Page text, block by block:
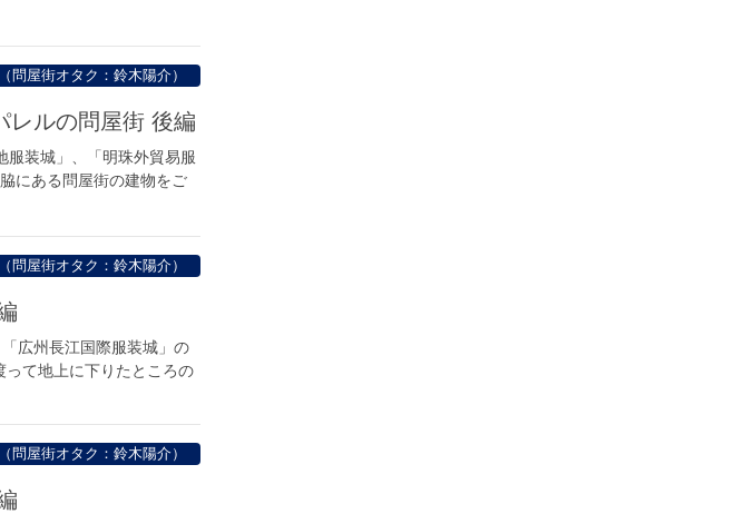
問屋街オタク：鈴木陽介）
レルの問屋街 後編
装城」、「明珠外貿易服
にある問屋街の建物をご
問屋街オタク：鈴木陽介）
広州長江国際服装城」の
て地上に下りたところの
問屋街オタク：鈴木陽介）